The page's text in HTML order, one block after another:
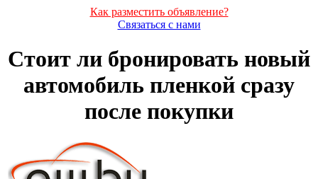
Как разместить объявление?
Связаться с нами
Стоит ли бронировать новый
автомобиль пленкой сразу
после покупки